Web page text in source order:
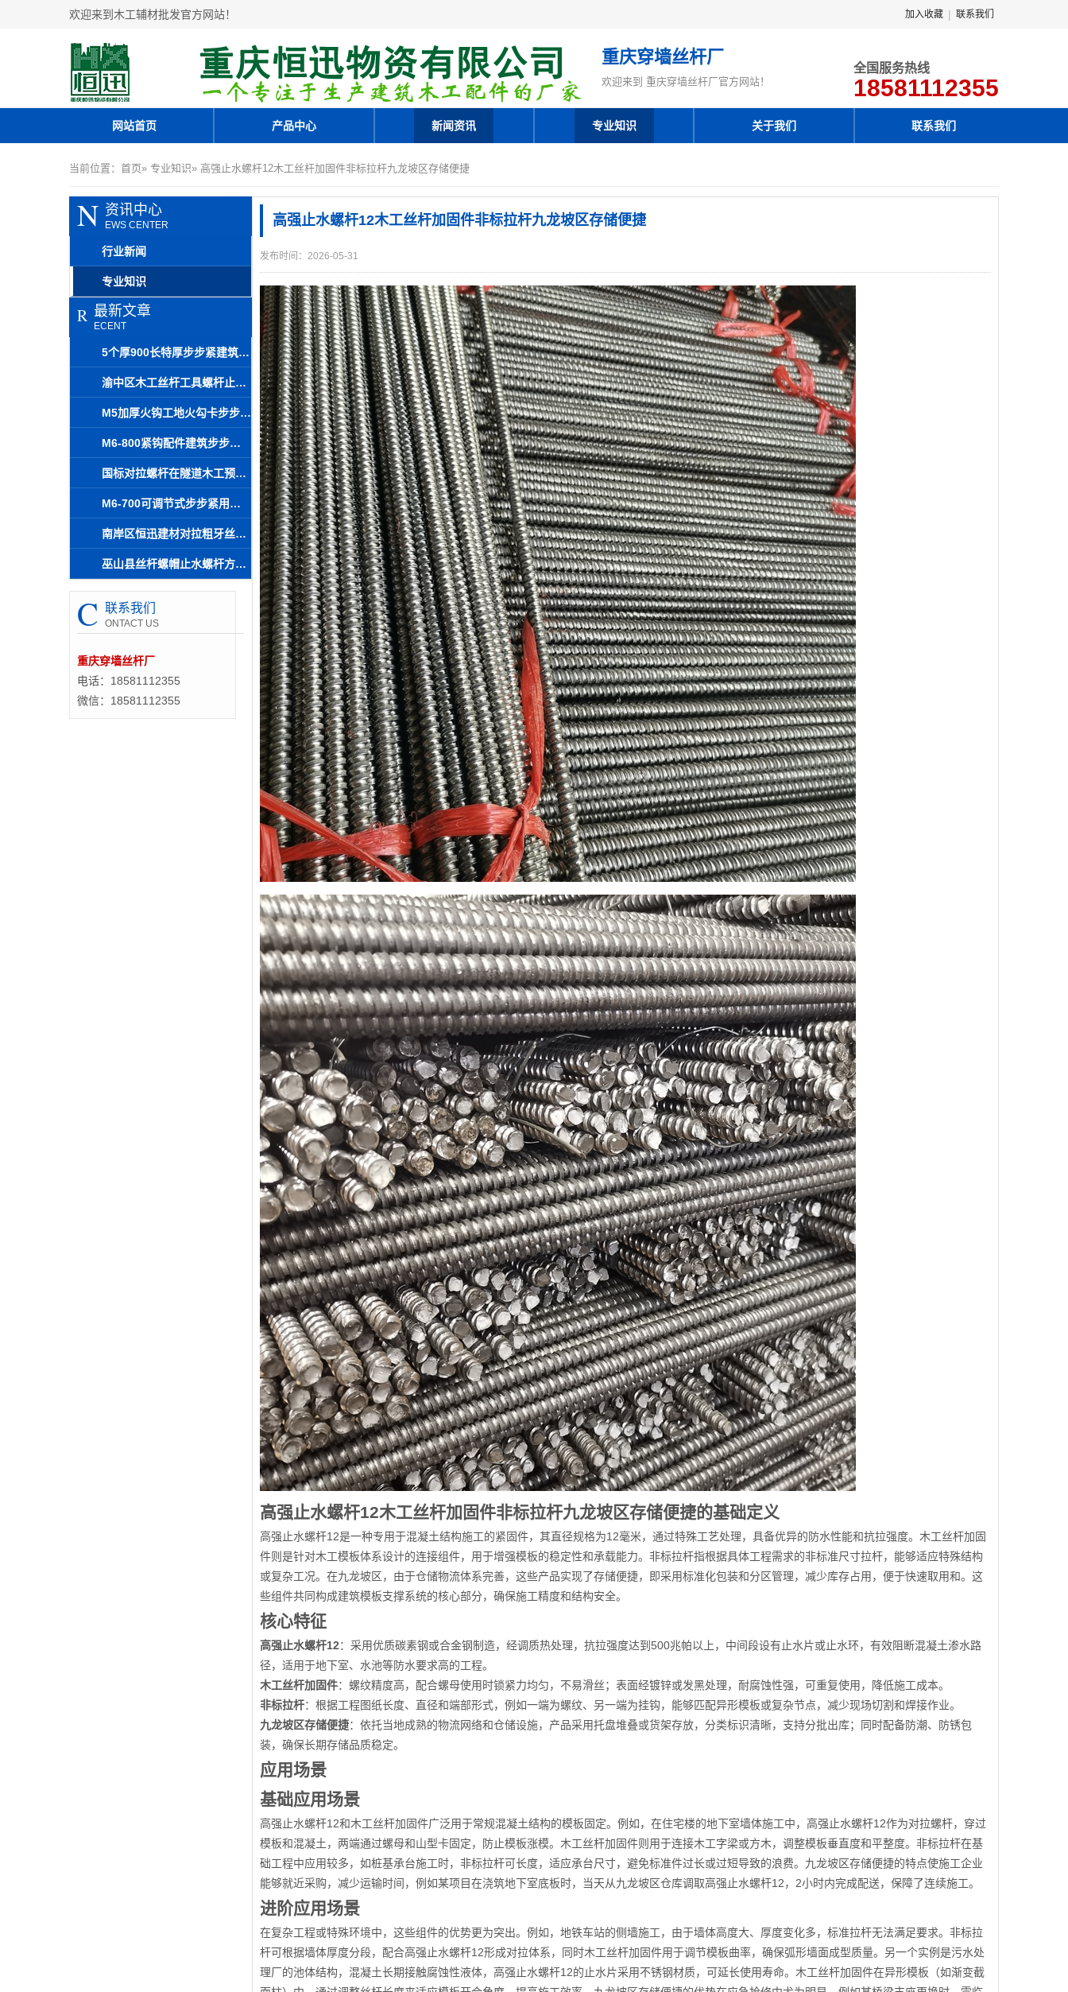
欢迎来到木工辅材批发官方网站！ 加入收藏 | 联系我们
重庆穿墙丝杆厂
欢迎来到 重庆穿墙丝杆厂官方网站！
全国服务热线
18581112355
网站首页 产品中心 新闻资讯 专业知识 关于我们 联系我们
当前位置： 首页» 专业知识» 高强止水螺杆12木工丝杆加固件非标拉杆九龙坡区存储便捷
N 资讯中心
EWS CENTER
行业新闻
专业知识
R 最新文章
ECENT
5个厚900长特厚步步紧建筑配件规格定制
渝中区木工丝杆工具螺杆止水片10.5防止爆模拆除方便
M5加厚火钩工地火勾卡步步紧正安厂家直销恒迅建材
M6-800紧钩配件建筑步步紧加固件厂家解析
国标对拉螺杆在隧道木工预埋丝杆中的应用与拆除方法
M6-700可调节式步步紧用于工地柱子锁梁 巴东厂家供应
南岸区恒迅建材对拉粗牙丝杆10.8水池止水螺杆
巫山县丝杆螺帽止水螺杆方案在水池修建材料中的快速生产应用
C 联系我们
ONTACT US
重庆穿墙丝杆厂
电话：18581112355
微信：18581112355
高强止水螺杆12木工丝杆加固件非标拉杆九龙坡区存储便捷
发布时间：2026-05-31
高强止水螺杆12木工丝杆加固件非标拉杆九龙坡区存储便捷的基础定义
高强止水螺杆12是一种专用于混凝土结构施工的紧固件，其直径规格为12毫米，通过特殊工艺处理，具备优异的防水性能和抗拉强度。木工丝杆加固
件则是针对木工模板体系设计的连接组件，用于增强模板的稳定性和承载能力。非标拉杆指根据具体工程需求的非标准尺寸拉杆，能够适应特殊结构
或复杂工况。在九龙坡区，由于仓储物流体系完善，这些产品实现了存储便捷，即采用标准化包装和分区管理，减少库存占用，便于快速取用和。这
些组件共同构成建筑模板支撑系统的核心部分，确保施工精度和结构安全。
核心特征
高强止水螺杆12：采用优质碳素钢或合金钢制造，经调质热处理，抗拉强度达到500兆帕以上，中间段设有止水片或止水环，有效阻断混凝土渗水路
径，适用于地下室、水池等防水要求高的工程。
木工丝杆加固件：螺纹精度高，配合螺母使用时锁紧力均匀，不易滑丝；表面经镀锌或发黑处理，耐腐蚀性强，可重复使用，降低施工成本。
非标拉杆：根据工程图纸长度、直径和端部形式，例如一端为螺纹、另一端为挂钩，能够匹配异形模板或复杂节点，减少现场切割和焊接作业。
九龙坡区存储便捷：依托当地成熟的物流网络和仓储设施，产品采用托盘堆叠或货架存放，分类标识清晰，支持分批出库；同时配备防潮、防锈包
装，确保长期存储品质稳定。
应用场景
基础应用场景
高强止水螺杆12和木工丝杆加固件广泛用于常规混凝土结构的模板固定。例如，在住宅楼的地下室墙体施工中，高强止水螺杆12作为对拉螺杆，穿过
模板和混凝土，两端通过螺母和山型卡固定，防止模板涨模。木工丝杆加固件则用于连接木工字梁或方木，调整模板垂直度和平整度。非标拉杆在基
础工程中应用较多，如桩基承台施工时，非标拉杆可长度，适应承台尺寸，避免标准件过长或过短导致的浪费。九龙坡区存储便捷的特点使施工企业
能够就近采购，减少运输时间，例如某项目在浇筑地下室底板时，当天从九龙坡区仓库调取高强止水螺杆12，2小时内完成配送，保障了连续施工。
进阶应用场景
在复杂工程或特殊环境中，这些组件的优势更为突出。例如，地铁车站的侧墙施工，由于墙体高度大、厚度变化多，标准拉杆无法满足要求。非标拉
杆可根据墙体厚度分段，配合高强止水螺杆12形成对拉体系，同时木工丝杆加固件用于调节模板曲率，确保弧形墙面成型质量。另一个实例是污水处
理厂的池体结构，混凝土长期接触腐蚀性液体，高强止水螺杆12的止水片采用不锈钢材质，可延长使用寿命。木工丝杆加固件在异形模板（如渐变截